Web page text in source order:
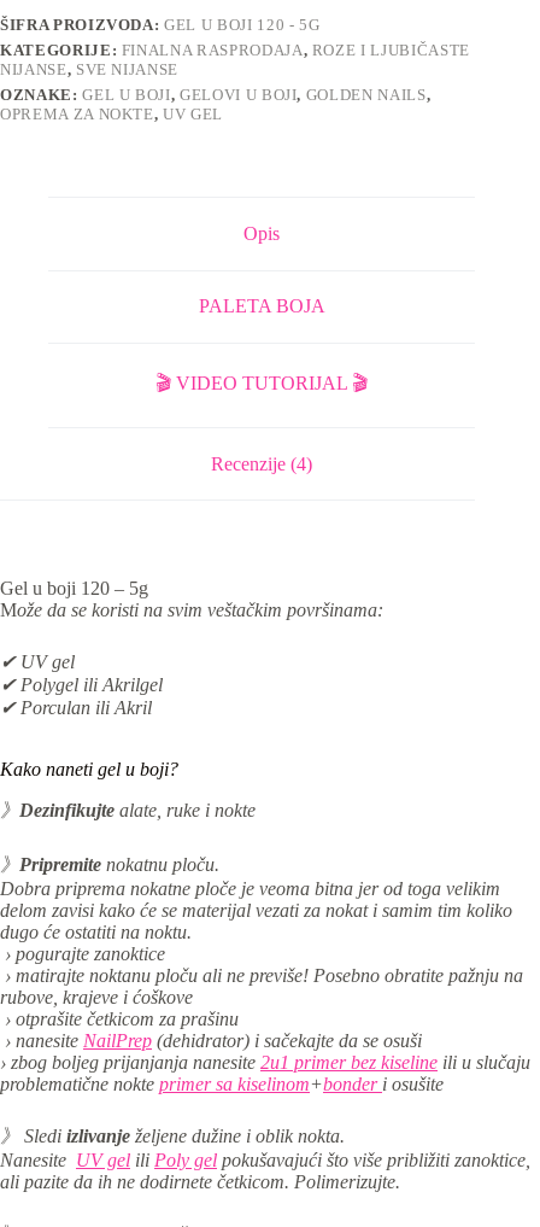
količina
ŠIFRA PROIZVODA:GEL U BOJI 120 - 5G
KATEGORIJE: FINALNA RASPRODAJA, ROZE I LJUBIČASTE
NIJANSE, SVE NIJANSE
OZNAKE:GEL U BOJI,GELOVI U BOJI, GOLDEN NAILS,
OPREMA ZA NOKTE,UV GEL
Opis
PALETA BOJA
🎬 VIDEO TUTORIJAL 🎬
Recenzije (4)
Gel u boji 120 – 5g
Može da se koristi na svim veštačkim površinama:
✔ UV gel
✔ Polygel ili Akrilgel
✔ Porculan ili Akril
Kako naneti gel u boji?
》 Dezinfikujte alate, ruke i nokte
》 Pripremite nokatnu ploču.
Dobra priprema nokatne ploče je veoma bitna jer od toga velikim
delom zavisi kako će se materijal vezati za nokat i samim tim koliko
dugo će ostatiti na noktu.
› pogurajte zanoktice
› matirajte noktanu ploču ali ne previše! Posebno obratite pažnju na
rubove, krajeve i ćoškove
› otprašite četkicom za prašinu
› nanesite NailPrep (dehidrator) i sačekajte da se osuši
› zbog boljeg prijanjanja nanesite 2u1 primer bez kiseline ili u slučaju
problematične nokte primer sa kiselinom+bonder i osušite
》 Sledi izlivanje željene dužine i oblik nokta.
Nanesite UV gel ili Poly gel pokušavajući što više približiti zanoktice,
ali pazite da ih ne dodirnete četkicom. Polimerizujte.